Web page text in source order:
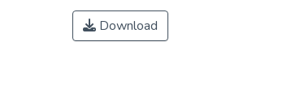
Download